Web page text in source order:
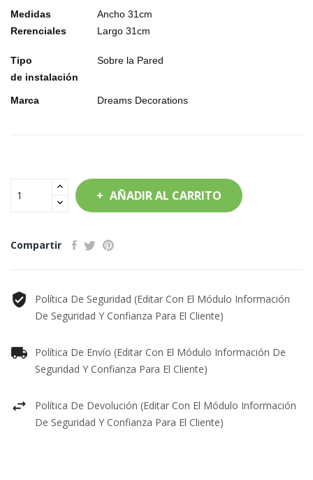
Medidas
Rerenciales
Ancho 31cm
Largo 31cm
Tipo
de instalación
Sobre la Pared
Marca Dreams Decorations
AÑADIR AL CARRITO
Compartir
Política De Seguridad (editar Con El Módulo Información
De Seguridad Y Confianza Para El Cliente)
Política De Envío (editar Con El Módulo Información De
Seguridad Y Confianza Para El Cliente)
Política De Devolución (editar Con El Módulo Información
De Seguridad Y Confianza Para El Cliente)